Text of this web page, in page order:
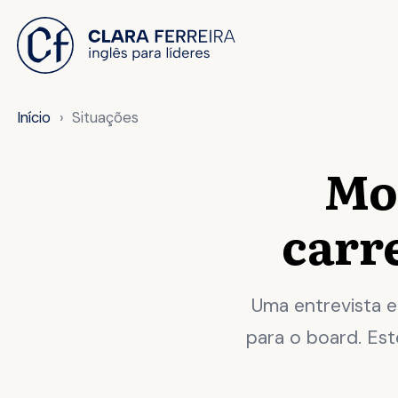
Início Situações
Uma entrevista
para o board.